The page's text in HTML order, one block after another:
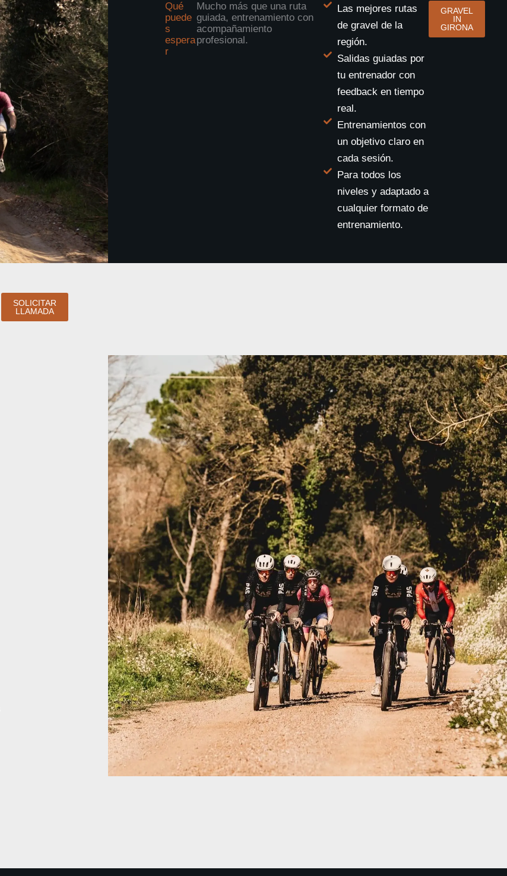
Qué
puede
s
espera
r
Mucho más que una ruta
guiada, entrenamiento con
acompañamiento
profesional.
Las mejores rutas
de gravel de la
región.
Salidas guiadas por
tu entrenador con
feedback en tiempo
real.
Entrenamientos con
un objetivo claro en
cada sesión.
Para todos los
niveles y adaptado a
cualquier formato de
entrenamiento.
GRAVEL
IN
GIRONA
SOLICITAR
LLAMADA